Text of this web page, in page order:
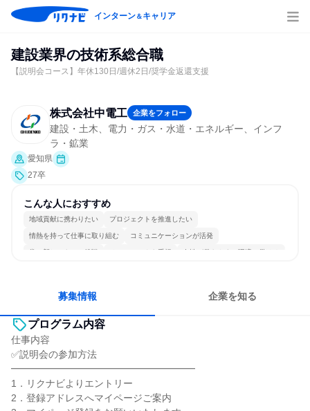
インターン＆キャリア
建設業界の技術系総合職
【説明会コース】年休130日/週休2日/奨学金返還支援
株式会社中電工 企業をフォロー
建設・土木、電力・ガス・水道・エネルギー、インフ
ラ・鉱業
愛知県
27卒
こんな人におすすめ
地域貢献に携わりたい プロジェクトを推進したい
情熱を持って仕事に取り組む コミュニケーションが活発
常に新しいものに挑戦 チームワークを重視 女性が働きやすい環境で働ける
募集情報 企業を知る
プログラム内容
仕事内容
✅説明会の参加方法
━━━━━━━━━━━━━━━━━━━
1．リクナビよりエントリー
2．登録アドレスへマイページご案内